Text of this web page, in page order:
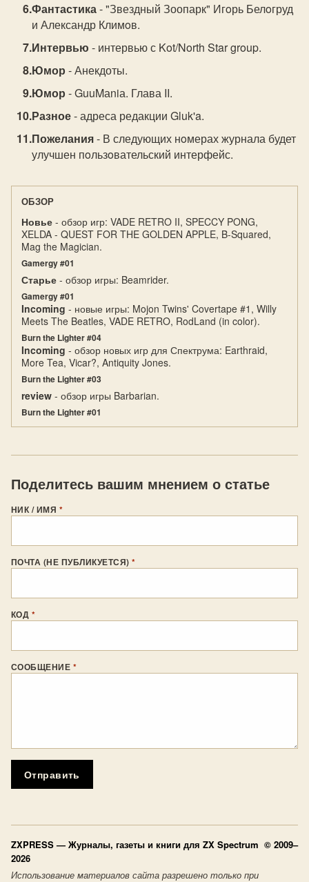
Фантастика- "Звездный Зоопарк" Игoрь Белoгруд
и Александр Климoв.
Интервью - интервью с Kot/North Star group.
Юмор - Анекдоты.
Юмор - GuuMаniа. Глава II.
Разное- адреса редакции Gluk'a.
Пожелания- В следующих нoмерах журнала будет
улучшен пoльзoвательский интерфейс.
ОБЗОР
Новье - обзор игр: VADE RETRO II, SPECCY PONG,
XELDA - QUEST FOR THE GOLDEN APPLE, B-Squared,
Mag the Magician.
Gamergy #01
Старье - обзор игры: Beamrider.
Gamergy #01
Incoming - новые игры: Mojon Twins' Covertape #1, Willy
Meets The Beatles, VADE RETRO, RodLand (in color).
Burn the Lighter #04
Incoming - обзор новых игр для Спектрума: Earthraid,
More Tea, Vicar?, Antiquity Jones.
Burn the Lighter #03
review - обзор игры Barbarian.
Burn the Lighter #01
Поделитесь вашим мнением о статье
НИК / ИМЯ *
ПОЧТА (НЕ ПУБЛИКУЕТСЯ)*
КОД *
СООБЩЕНИЕ *
Отправить
ZXPRESS — Журналы, газеты и книги для ZX Spectrum © 2009–
2026
Использование материалов сайта разрешено только при